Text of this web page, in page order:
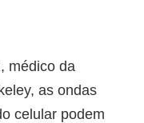
médico da
as ondas
celular podem